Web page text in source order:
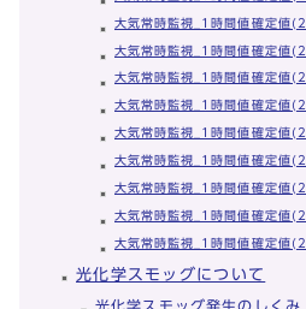
大気常時監視_1時間値確定値
大気常時監視_1時間値確定値
大気常時監視_1時間値確定値
大気常時監視_1時間値確定値
大気常時監視_1時間値確定値
大気常時監視_1時間値確定値
大気常時監視_1時間値確定値
大気常時監視_1時間値確定値
大気常時監視_1時間値確定値
光化学スモッグについて
光化学スモッグ発生のしくみ